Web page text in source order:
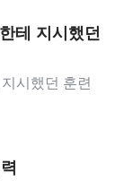
테 지시했던
지시했던 훈련